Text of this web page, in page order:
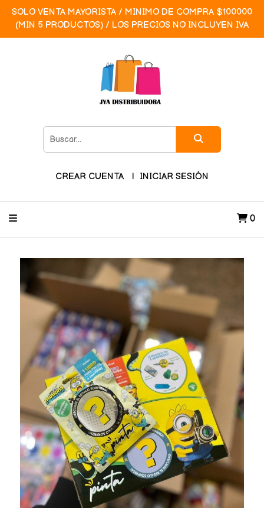
SOLO VENTA MAYORISTA / MINIMO DE COMPRA $100000
(MIN 5 PRODUCTOS) / LOS PRECIOS NO INCLUYEN IVA
CREAR CUENTA INICIAR SESIÓN
0